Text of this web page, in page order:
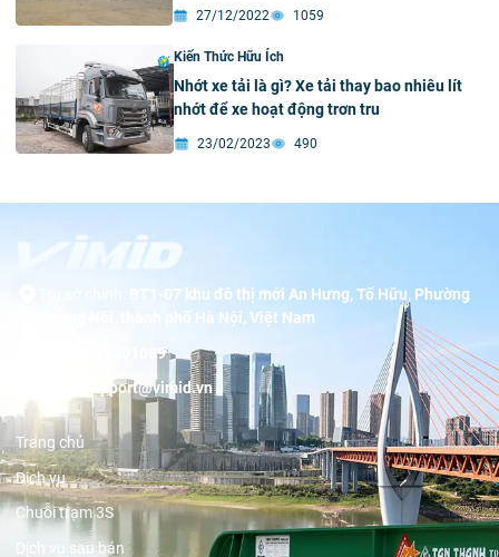
27/12/2022 1059
Kiến Thức Hữu Ích
Nhớt xe tải là gì? Xe tải thay bao nhiêu lít
nhớt để xe hoạt động trơn tru
23/02/2023 490
BT1-07 khu đô thị mới An Hưng, Tố Hữu, Phường
Dương Nội, thành phố Hà Nội, Việt Nam
19001089
support@vimid.vn
Trang chủ
Dịch vụ
Chuỗi trạm 3S
Dịch vụ sau bán